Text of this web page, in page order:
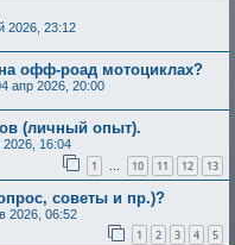
2026, 23:12
офф-роад мотоциклах?
апр 2026, 20:00
(личный опыт).
16:04
1 … 10 11 12 13
советы и пр.)?
2026, 06:52
1 2 3 4 5